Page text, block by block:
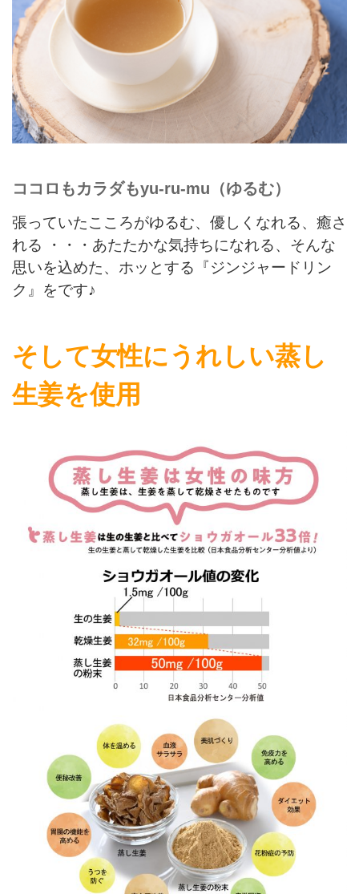
ココロもカラダもyu-ru-mu（ゆるむ）
張っていたこころがゆるむ、優しくなれる、癒さ
れる ・・・あたたかな気持ちになれる、そんな
思いを込めた、ホッとする『ジンジャードリン
ク』をです♪
そして女性にうれしい蒸し
生姜を使用